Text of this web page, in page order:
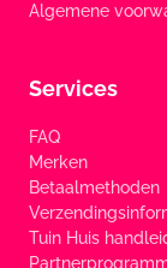
Algemene
Services
FAQ
Merken
Betaalmethoden
Tuin Huis